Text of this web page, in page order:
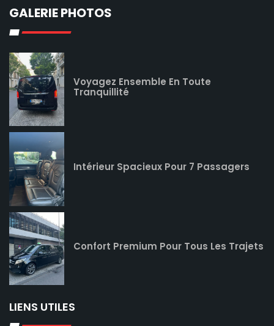
GALERIE PHOTOS
Voyagez Ensemble En Toute
Tranquillité
Intérieur Spacieux Pour 7 Passagers
Confort Premium Pour Tous Les Trajets
LIENS UTILES